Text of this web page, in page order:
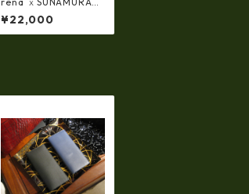
(スナムラ)コラボ製
品・日本製 コードバン
新喜皮革xレーデルオ
¥22,000